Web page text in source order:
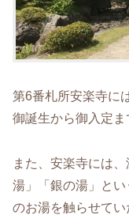
第6番札所安楽寺に
御誕生から御入定ま
また、安楽寺には
湯」「銀の湯」と
のお湯を触らせてい